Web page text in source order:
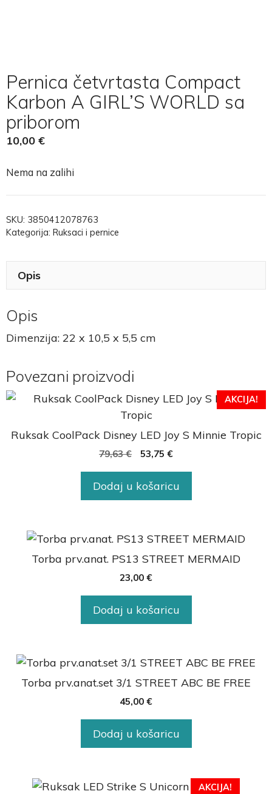
Pernica četvrtasta Compact
Karbon A GIRL’S WORLD sa
priborom
10,00 €
Nema na zalihi
SKU: 3850412078763
Kategorija: Ruksaci i pernice
Opis
Opis
Dimenzija: 22 x 10,5 x 5,5 cm
Povezani proizvodi
AKCIJA!
Ruksak CoolPack Disney LED Joy S Minnie Tropic
79,63€ 53,75 €
Dodaj u košaricu
Torba prv.anat. PS13 STREET MERMAID
23,00 €
Dodaj u košaricu
Torba prv.anat.set 3/1 STREET ABC BE FREE
45,00 €
Dodaj u košaricu
AKCIJA!